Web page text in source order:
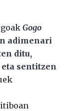
Gogo
adimenari
ditu,
sentitzen